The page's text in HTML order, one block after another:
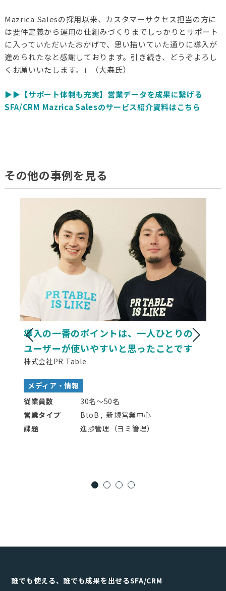
Mazrica Salesの採用以来、カスタマーサクセス担当の方に
は要件定義から運用の仕組みづくりまでしっかりとサポート
に入っていただいたおかげで、思い描いていた通りに導入が
進められたなと感謝しております。引き続き、どうぞよろし
くお願いいたします。」（大森氏）
▶️▶️【サポート体制も充実】営業データを成果に繋げる
SFA/CRM Mazrica Salesのサービス紹介資料はこちら
その他の事例を見る
導入の一番のポイントは、一人ひとりの
ユーザーが使いやすいと思ったことです
株式会社PR Table
メディア・情報
従業員数
30名〜50名
営業タイプ
BtoB
新規営業中心
課題
進捗管理（ヨミ管理）
誰でも使える、誰でも成果を出せるSFA/CRM